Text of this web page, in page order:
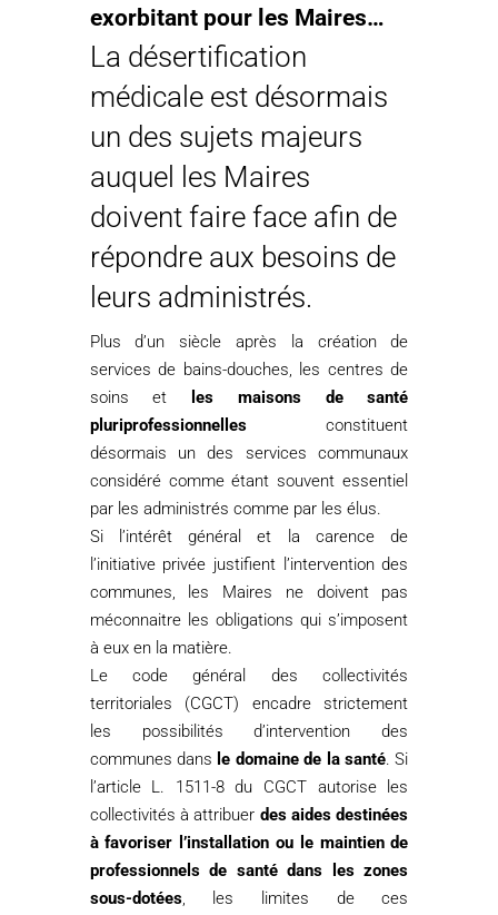
exorbitant pour les Maires…
La désertification
médicale est désormais
un des sujets majeurs
auquel les Maires
doivent faire face afin de
répondre aux besoins de
leurs administrés.
Plus d’un siècle après la création de
services de bains-douches, les centres de
soins et
les maisons de santé
pluriprofessionnellesconstituent
désormais un des services communaux
considéré comme étant souvent essentiel
par les administrés comme par les élus.
Si l’intérêt général et la carence de
l’initiative privée justifient l’intervention des
communes, les Maires ne doivent pas
méconnaitre les obligations qui s’imposent
à eux en la matière.
Le code général des collectivités
territoriales (CGCT) encadre strictement
les possibilités d’intervention des
communes dans le domaine de la santé. Si
l’article L. 1511-8 du CGCT autorise les
collectivités à attribuer des aides destinées
à favoriser l’installation ou le maintien de
professionnels de santé dans les zones
sous-dotées, les limites de ces